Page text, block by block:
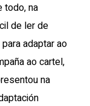
na
de ler de
adaptar ao
ao cartel,
na